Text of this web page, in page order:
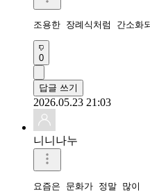
조용한 장례식처럼 간소
0
답글 쓰기
2026.05.23 21:03
니니나누
요즘은 문화가 정말 많이